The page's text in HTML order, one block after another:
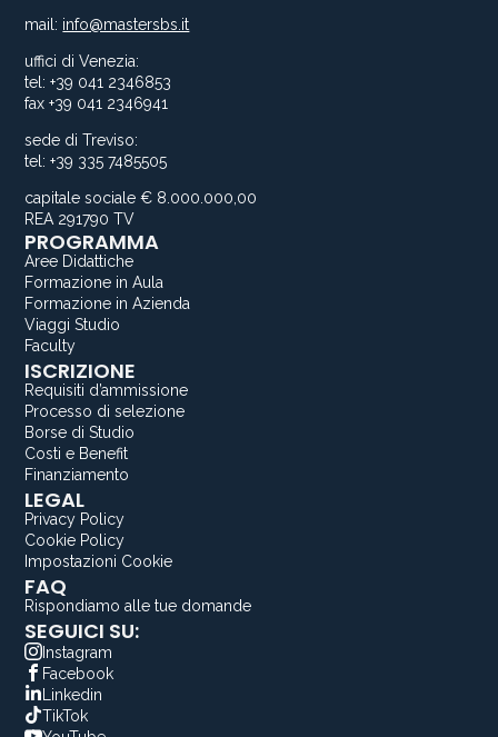
mail: info@mastersbs.it
uffici di Venezia:
tel: +39 041 2346853
fax +39 041 2346941
sede di Treviso:
tel: +39 335 7485505
capitale sociale € 8.000.000,00
REA 291790 TV
PROGRAMMA
Aree Didattiche
Formazione in Aula
Formazione in Azienda
Viaggi Studio
Faculty
ISCRIZIONE
Requisiti d’ammissione
Processo di selezione
Borse di Studio
Costi e Benefit
Finanziamento
LEGAL
Privacy Policy
Cookie Policy
Impostazioni Cookie
FAQ
Rispondiamo alle tue domande
SEGUICI SU:
Instagram
Facebook
Linkedin
TikTok